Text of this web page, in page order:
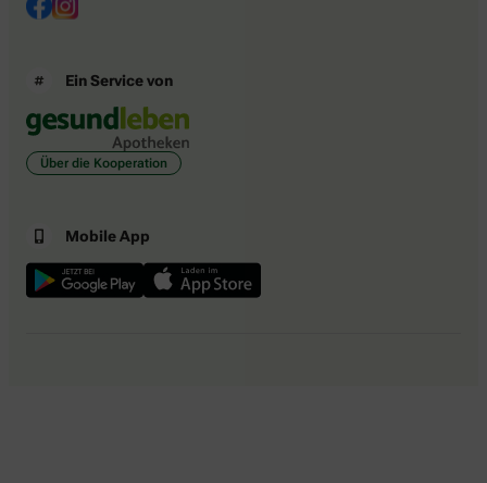
Ein Service von
Über die Kooperation
Mobile App